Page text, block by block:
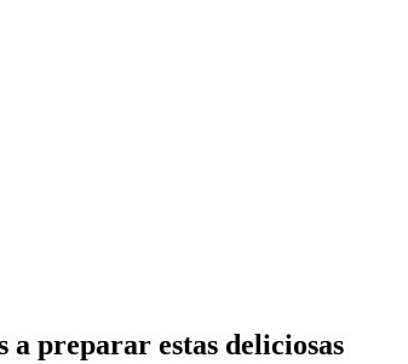
preparar estas deliciosas